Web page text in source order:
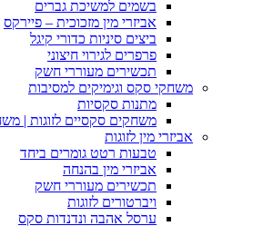
בשמים למשיכת גברים
אביזרי מין מזכוכית – פיירקס
ביצים סיניות כדורי קיגל
פרפרים לגירוי חיצוני
תכשירים מעוררי חשק
משחקי סקס וגימיקים למסיבות
מתנות סקסיות
משחקים סקסיים לזוגות |
אביזרי מין לזוגות
טבעות רטט גומרים ביחד
אביזרי מין בהנחה
תכשירים מעוררי חשק
ויברטורים לזוגות
ערסל אהבה ונדנדות סקס